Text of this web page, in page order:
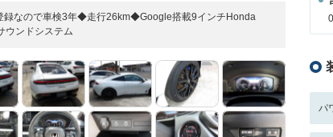
なので車検3年◆走行26km◆Google搭載9インチHonda
ンドシステム
パ